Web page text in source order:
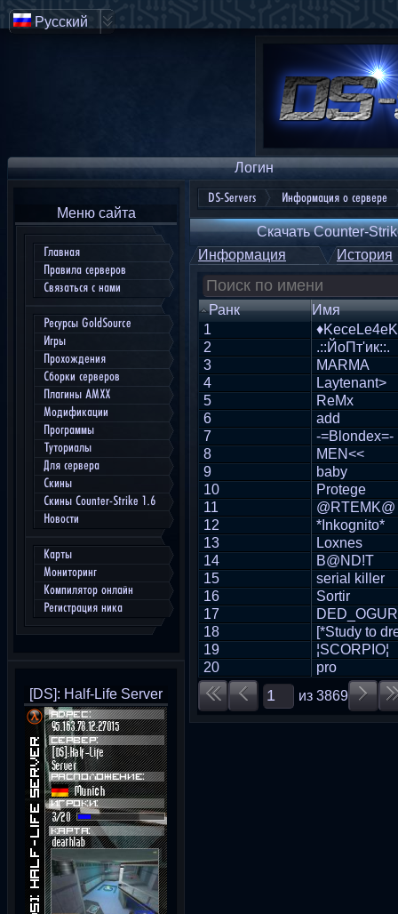
Логин
Меню сайта
Главная
Правила серверов
Связаться с нами
Ресурсы GoldSource
Игры
Прохождения
Сборки серверов
Плагины AMXX
Модификации
Программы
Туториалы
Для сервера
Скины
Скины Counter-Strike 1.6
Новости
Карты
Мониторинг
Компилятор онлайн
Регистрация ника
[DS]: Half-Life Server
DS-Servers Информация о сервере
Скачать Counter-
Информация
История
Ранк
Имя
1
2
.::ЙоПт'ик::.
3
MARMA
4
Laytenant>
5
ReMx
6
add
7
-=Blondex=-
8
MEN<<
9
baby
10
Protege
11
@RTEMK@
12
*Inkognito*
13
Loxnes
14
B@ND!T
15
serial killer
16
Sortir
17
18
[*Study to
19
¦SCORPIO¦
20
pro
из 3869
Русский